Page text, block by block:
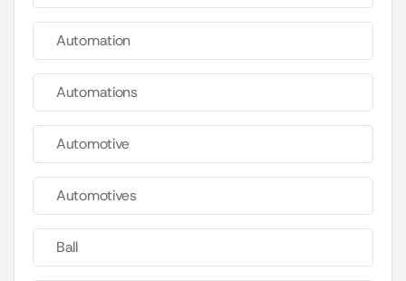
Automation
Automations
Automotive
Automotives
Ball